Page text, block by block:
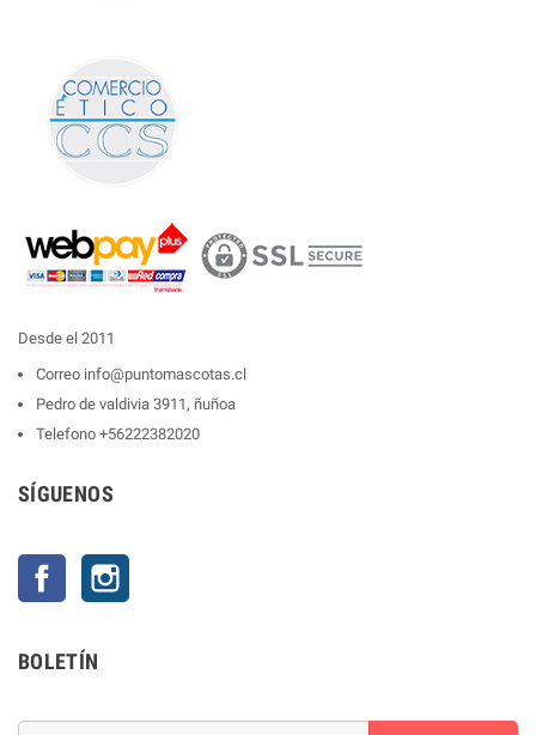
Desde el 2011
Correo info@puntomascotas.cl
Pedro de valdivia 3911, ñuñoa
Telefono +56222382020
SÍGUENOS
Facebook
BOLETÍN